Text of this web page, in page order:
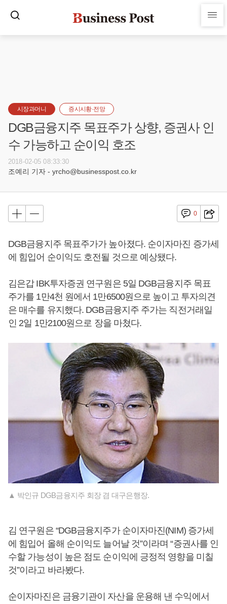
시장과머니 증시시황·전망
DGB금융지주 목표주가 상향, 증권사 인
수 가능하고 순이익 호조
2018-02-05 08:33:30
조예리 기자 - yrcho@businesspost.co.kr
0
DGB금융지주 목표주가가 높아졌다. 순이자마진 증가세
에 힘입어 순이익도 호전될 것으로 예상됐다.
김은갑 IBK투자증권 연구원은 5일 DGB금융지주 목표
주가를 1만4천 원에서 1만6500원으로 높이고 투자의견
은 매수를 유지했다. DGB금융지주 주가는 직전거래일
인 2일 1만2100원으로 장을 마쳤다.
▲ 박인규 DGB금융지주 회장 겸 대구은행장.
김 연구원은 “DGB금융지주가 순이자마진(NIM) 증가세
에 힘입어 올해 순이익도 늘어날 것”이라며 “증권사를 인
수할 가능성이 높은 점도 순이익에 긍정적 영향을 미칠
것”이라고 바라봤다.
순이자마진은 금융기관이 자산을 운용해 낸 수익에서